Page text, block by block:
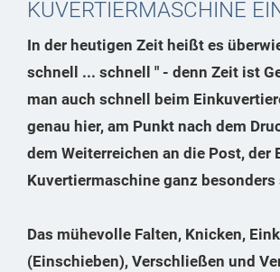
KUVERTIERMASCHINE
In der heutigen Zeit heißt es
schnell ... schnell " - denn Zeit ist
man auch schnell beim
genau hier, am Punkt nach dem
dem Weiterreichen an die Post, der
Kuvertiermaschine ganz
Das mühevolle Falten, Knicken,
(Einschieben), Verschließen und